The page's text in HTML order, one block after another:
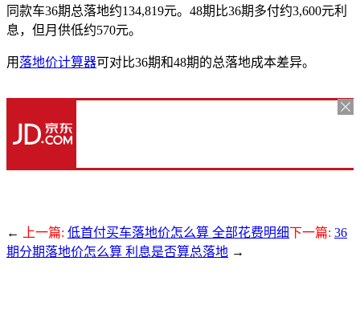
同款车36期总落地约134,819元。48期比36期多付约3,600元利
息，但月供低约570元。
用 落地价计算器可对比36期和48期的总落地成本差异。
← 上一篇: 低首付买车落地价怎么算 全部花费明细下一篇: 36
期分期落地价怎么算 利息是否算总落地 →